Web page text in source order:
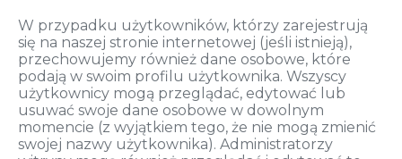
W przypadku użytkowników, którzy zarejestrują
się na naszej stronie internetowej (jeśli istnieją),
przechowujemy również dane osobowe, które
podają w swoim profilu użytkownika. Wszyscy
użytkownicy mogą przeglądać, edytować lub
usuwać swoje dane osobowe w dowolnym
momencie (z wyjątkiem tego, że nie mogą zmienić
swojej nazwy użytkownika). Administratorzy